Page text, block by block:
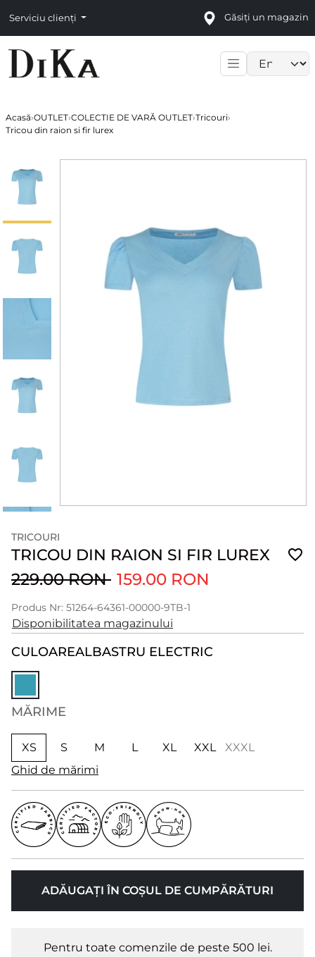
Serviciu clienți Găsiți un magazin
Acasă›OUTLET›COLECTIE DE VARĂ OUTLET›Tricouri›
Tricou din raion si fir lurex
TRICOURI
TRICOU DIN RAION SI FIR LUREX
229.00 RON 159.00 RON
Produs Nr: 51264-64361-00000-9TB-1
Disponibilitatea magazinului
CULOAREALBASTRU ELECTRIC
MĂRIME
XS S M L XL XXL
XXXL
Ghid de mărimi
ADĂUGAȚI ÎN COȘUL DE CUMPĂRĂTURI
Pentru toate comenzile de peste 500 lei.